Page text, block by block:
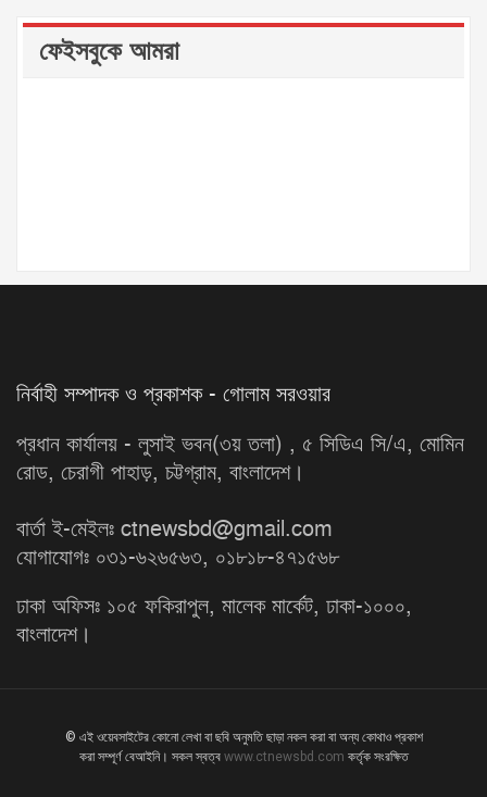
ফেইসবুকে আমরা
নির্বাহী সম্পাদক ও প্রকাশক - গোলাম সরওয়ার
প্রধান কার্যালয় - লুসাই ভবন(৩য় তলা) , ৫ সিডিএ সি/এ, মোমিন
রোড, চেরাগী পাহাড়, চট্টগ্রাম, বাংলাদেশ।
বার্তা ই-মেইলঃ ctnewsbd@gmail.com
যোগাযোগঃ ০৩১-৬২৬৫৬৩, ০১৮১৮-৪৭১৫৬৮
ঢাকা অফিসঃ ১০৫ ফকিরাপুল, মালেক মার্কেট, ঢাকা-১০০০,
বাংলাদেশ।
© এই ওয়েবসাইটের কোনো লেখা বা ছবি অনুমতি ছাড়া নকল করা বা অন্য কোথাও প্রকাশ
করা সম্পূর্ণ বেআইনি। সকল স্বত্ব www.ctnewsbd.com কর্তৃক সংরক্ষিত